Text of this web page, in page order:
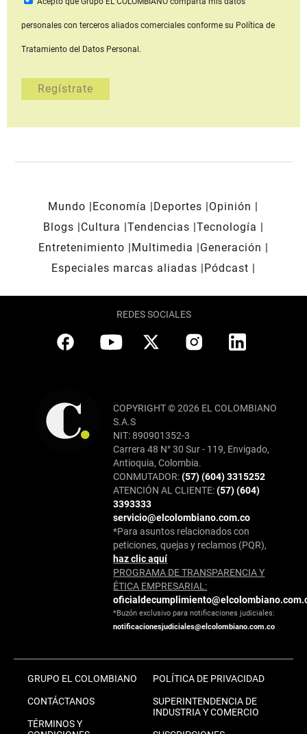
personales con terceros aliados comerciales conforme su Política de
Tratamiento del Datos Personal.
Mundo Economía Deportes
Opinión
Blogs
Cultura Tendencias Tecnología
Entretenimiento
Multimedia
Generación
Especiales marcas aliadas
Pódcast
REDES SOCIALES
COPYRIGHT © 2026 EL COLOMBIANO
S.A.S
NIT: 890901352-3
Carrera 48 N° 30 Sur - 119, Envigado,
Antioquia, Colombia.
CONMUTADOR:(57) (604) 3315252
ATENCIÓN AL CLIENTE:(57) (604)
3393333
servicio@elcolombiano.com.co
*Para asuntos relacionados con
peticiones, quejas y reclamos (PQR),
haz clic aquí
PROGRAMA DE TRANSPARENCIA Y
ÉTICA EMPRESARIAL:
*Buzón exclusivo para notificaciones judiciales:
notificacionesjudiciales@elcolombiano.com.co
GRUPO EL COLOMBIANO
CONTÁCTANOS
TÉRMINOS Y
POLÍTICA DE PRIVACIDAD
SUPERINTENDENCIA DE
INDUSTRIA Y COMERCIO